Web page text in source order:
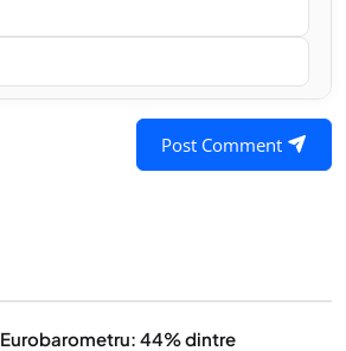
Post Comment
Eurobarometru: 44% dintre